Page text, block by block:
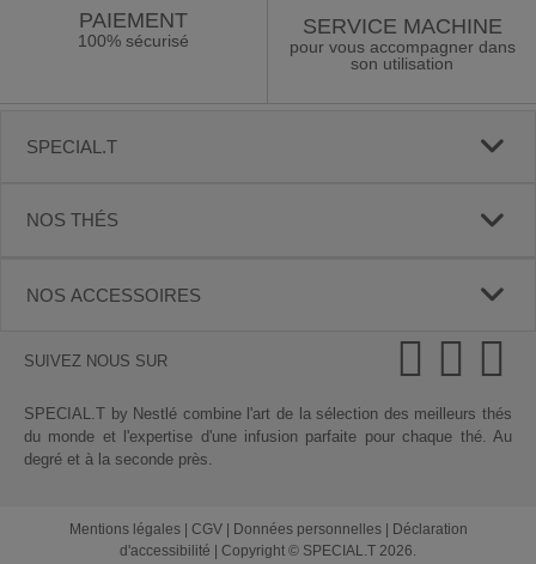
PAIEMENT
100% sécurisé
SERVICE MACHINE
pour vous accompagner dans
son utilisation
SPECIAL.T
NOS THÉS
NOS ACCESSOIRES
SUIVEZ NOUS SUR
SPECIAL.T by Nestlé combine l'art de la sélection des meilleurs thés
du monde et l'expertise d'une infusion parfaite pour chaque thé. Au
degré et à la seconde près.
Mentions légales| CGV| Données personnelles|
Déclaration
d'accessibilité
Copyright © SPECIAL.T 2026.